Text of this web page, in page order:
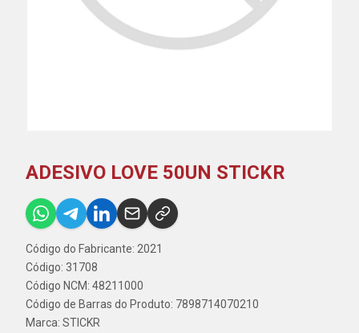
ADESIVO LOVE 50UN STICKR
Código do Fabricante: 2021
Código: 31708
Código NCM: 48211000
Código de Barras do Produto: 7898714070210
Marca: STICKR